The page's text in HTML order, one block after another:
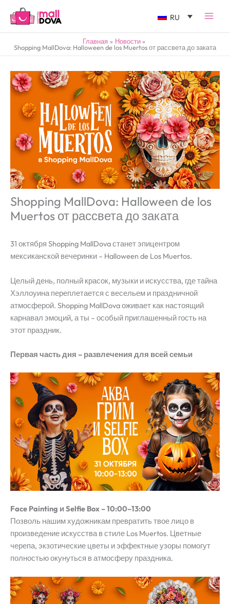
RU
Главная Новости
Shopping MallDova: Halloween de los Muertos от рассвета до заката
Shopping MallDova: Halloween de los
Muertos от рассвета до заката
31 октября Shopping MallDova станет эпицентром
мексиканской вечеринки – Halloween de Los Muertos.
Целый день, полный красок, музыки и искусства, где тайна
Хэллоуина переплетается с весельем и праздничной
атмосферой. Shopping MallDova оживает как настоящий
карнавал эмоций, а ты – особый приглашенный гость на
этот праздник.
Первая часть дня – развлечения для всей семьи
Face Painting и Selfie Box – 10:00–13:00
Позволь нашим художникам превратить твое лицо в
произведение искусства в стиле Los Muertos. Цветные
черепа, экзотические цветы и эффектные узоры помогут
полностью окунуться в атмосферу праздника.